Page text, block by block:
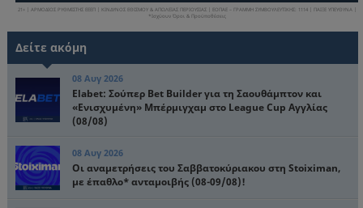
21+ | ΑΡΜΟΔΙΟΣ ΡΥΘΜΙΣΤΗΣ ΕΕΕΠ | ΚΙΝΔΥΝΟΣ ΕΘΙΣΜΟΥ & ΑΠΩΛΕΙΑΣ ΠΕΡΙΟΥΣΙΑΣ | ΕΟΠΑΕ – ΓΡΑΜΜΗ ΣΥΜΒΟΥΛΕΥΤΙΚΗΣ: 1114 | ΠΑΙΞΕ ΥΠΕΥΘΥΝΑ |
*Ισχύουν Όροι & Προϋποθέσεις
Δείτε ακόμη
08 Αυγ 2026
Elabet: Σούπερ Bet Builder για τη Σαουθάμπτον και
«Ενισχυμένη» Μπέρμιγχαμ στο League Cup Αγγλίας
(08/08)
08 Αυγ 2026
Οι αναμετρήσεις του Σαββατοκύριακου στη Stoiximan,
με έπαθλο* ανταμοιβής (08-09/08)!